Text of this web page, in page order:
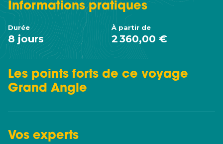
Les points forts de ce voyage
Grand Angle
Vos experts
Informationspratiques
Durée
8 jours
À partir de
2 360,00 €